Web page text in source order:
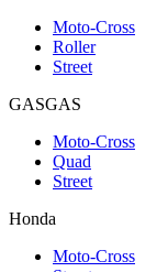
Moto-Cross
Roller
Street
GASGAS
Moto-Cross
Quad
Street
Honda
Moto-Cross